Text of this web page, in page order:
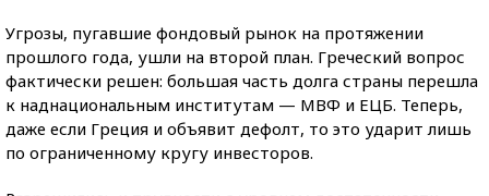
Угрозы, пугавшие фондовый рынок на протяжении
прошлого года, ушли на второй план. Греческий вопрос
фактически решен: большая часть долга страны перешла
к наднациональным институтам — МВФ и ЕЦБ. Теперь,
даже если Греция и объявит дефолт, то это ударит лишь
по ограниченному кругу инвесторов.